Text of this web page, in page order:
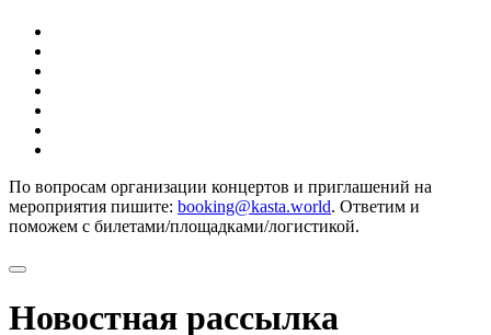
По вопросам организации концертов и приглашений на
мероприятия пишите: booking@kasta.world. Ответим и
поможем с билетами/площадками/логистикой.
Новостная рассылка